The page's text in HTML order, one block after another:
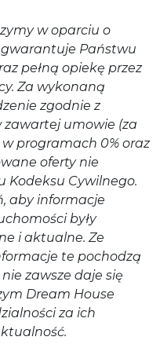
w oparciu o
Państwu
pełną opiekę przez
Za wykonaną
zgodnie z
umowie (za
programach 0% oraz
oferty nie
Kodeksu Cywilnego.
aby informacje
były
i aktualne. Ze
te pochodzą
zawsze daje się
Dream House
za ich